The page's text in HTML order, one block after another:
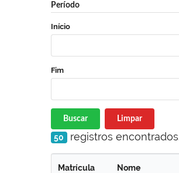
Período
Início
Fim
Buscar Limpar
50 registros
Matrícula Nome